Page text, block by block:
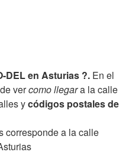
DEL en Asturias ?. En el
vercomo llegara la calle
ycódigos postales de
corresponde a la calle